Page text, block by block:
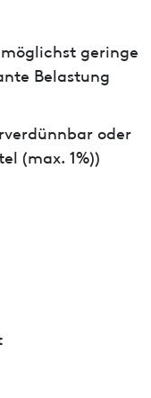
geringe
Belastung
oder
(max. 1%))